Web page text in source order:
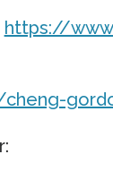
https://
cheng-